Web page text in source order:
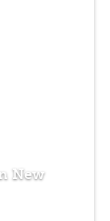
New